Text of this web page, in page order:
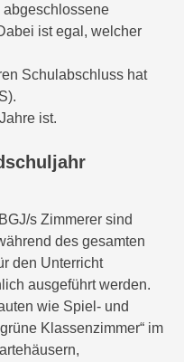
ist egal, welcher
Schulabschluss hat
ist.
s Zimmerer sind
des gesamten
den Unterricht
ausgeführt werden.
wie Spiel- und
Klassenzimmer“ im